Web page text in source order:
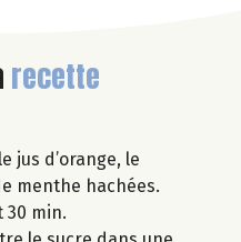
recette
jus d’orange, le
menthe hachées.
30 min.